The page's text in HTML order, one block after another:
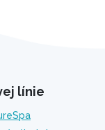
línie